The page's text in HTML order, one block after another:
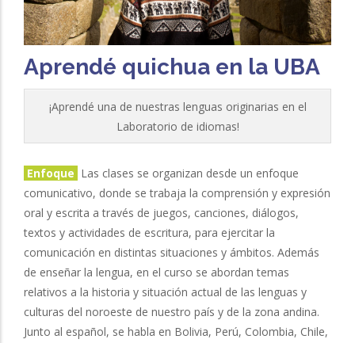
Aprendé quichua en la UBA
¡Aprendé una de nuestras lenguas originarias en el
Laboratorio de idiomas!
Enfoque Las clases se organizan desde un enfoque
comunicativo, donde se trabaja la comprensión y expresión
oral y escrita a través de juegos, canciones, diálogos,
textos y actividades de escritura, para ejercitar la
comunicación en distintas situaciones y ámbitos. Además
de enseñar la lengua, en el curso se abordan temas
relativos a la historia y situación actual de las lenguas y
culturas del noroeste de nuestro país y de la zona andina.
Junto al español, se habla en Bolivia, Perú, Colombia, Chile,